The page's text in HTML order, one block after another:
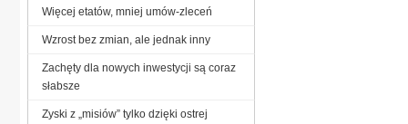
Więcej etatów, mniej umów-zleceń
Wzrost bez zmian, ale jednak inny
Zachęty dla nowych inwestycji są coraz
słabsze
Zyski z „misiów” tylko dzięki ostrej